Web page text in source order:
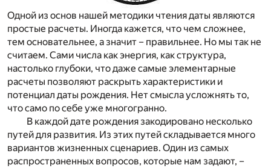
Одной из основ нашей методики чтения даты являются
простые расчеты. Иногда кажется, что чем сложнее,
тем основательнее, а значит – правильнее. Но мы так не
считаем. Сами числа как энергия, как структура,
настолько глубоки, что даже самые элементарные
расчеты позволяют раскрыть характеристики и
потенциал даты рождения. Нет смысла усложнять то,
что само по себе уже многогранно.
В каждой дате рождения закодировано несколько
путей для развития. Из этих путей складывается много
вариантов жизненных сценариев. Один из самых
распространенных вопросов, которые нам задают, –